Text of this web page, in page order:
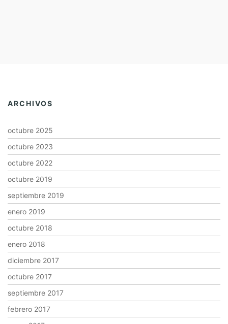
ARCHIVOS
octubre 2025
octubre 2023
octubre 2022
octubre 2019
septiembre 2019
enero 2019
octubre 2018
enero 2018
diciembre 2017
octubre 2017
septiembre 2017
febrero 2017